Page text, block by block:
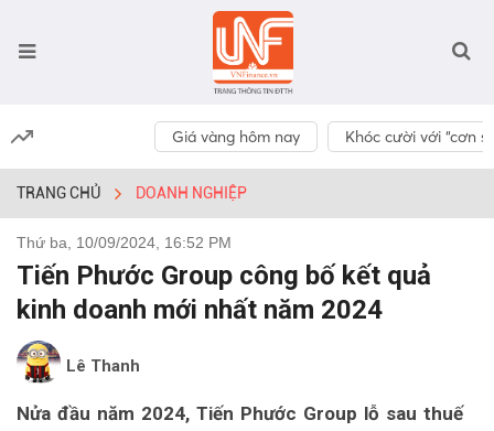
Giá vàng hôm nay Khóc cười với “cơn
TRANG CHỦ DOANH NGHIỆP
Thứ ba, 10/09/2024, 16:52 PM
Tiến Phước Group công bố kết quả
kinh doanh mới nhất năm 2024
Lê Thanh
Nửa đầu năm 2024, Tiến Phước Group lỗ sau thuế